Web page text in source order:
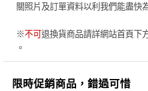
關照片及訂單資料以利我們能盡快
※不可 退換貨商品請詳網站首頁下
。
限時促銷商品，錯過可惜